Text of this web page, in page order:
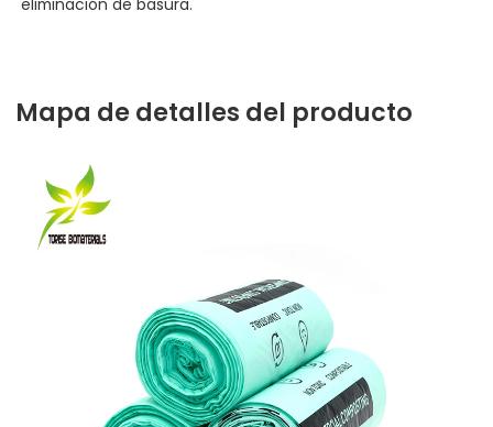
eliminación de basura.
Mapa de detalles del producto